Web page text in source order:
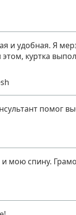
удобная. Я
куртка
помог
мою спину.